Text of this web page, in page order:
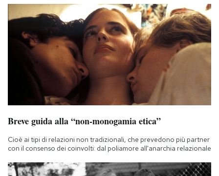
Breve guida alla “non-monogamia etica”
Cioè ai tipi di relazioni non tradizionali, che prevedono più partner
con il consenso dei coinvolti: dal poliamore all'anarchia relazionale